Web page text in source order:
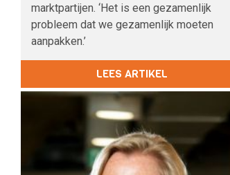
marktpartijen. ‘Het is een gezamenlijk
probleem dat we gezamenlijk moeten
aanpakken.’
LEES ARTIKEL